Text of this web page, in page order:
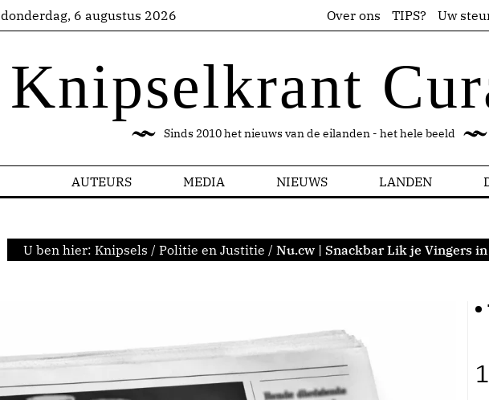
donderdag, 6 augustus 2026 Over ons TIPS? Uw
Knipselkrant
Sinds 2010 het nieuws van de eilanden - het hele beeld
AUTEURS MEDIA NIEUWS LANDEN
U ben hier: Knipsels / Politie en Justitie / Nu.cw | Snackbar Lik je Vingers